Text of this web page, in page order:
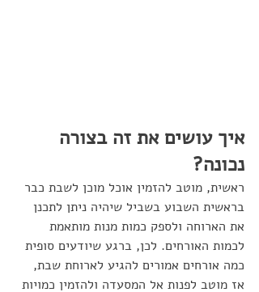
איך עושים את זה בצורה
נכונה?
ראשית, מוטב להזמין אוכל מוכן לשבת כבר
בראשית השבוע בשביל שיהיה ניתן לתכנן
את הארוחה ולספק כמות מנות מותאמת
לכמות האורחים. לכן, ברגע שיודעים סופית
כמה אורחים אמורים להגיע לארוחת שבת,
אז מוטב לפנות אל המסעדה ולהזמין כמויות